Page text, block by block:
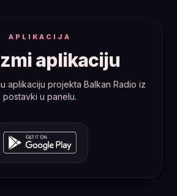
APLIKACIJA
aplikaciju
aplikaciju projekta Balkan Radio iz
postavki u panelu.